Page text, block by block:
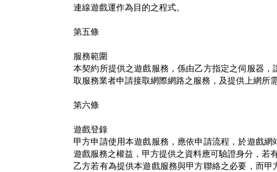
連線遊戲運作為目的之程式。
第五條
服務範圍
本契約所提供之遊戲服務，係由乙方指定之伺服器
取服務業者申請接取網際網路之服務，及提供上網所
第六條
遊戲登錄
甲方申請使用本遊戲服務，應依申請流程，於遊戲
遊戲服務之權益，甲方提供之資料應可驗證身分，若
乙方若有為提供本遊戲服務與甲方聯絡之必要，而